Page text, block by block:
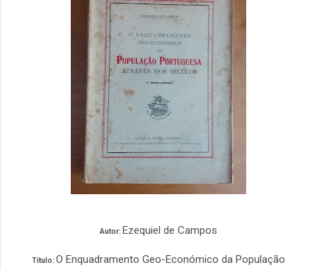
Autor: Ezequiel de Campos
Título: O Enquadramento Geo-Económico da População